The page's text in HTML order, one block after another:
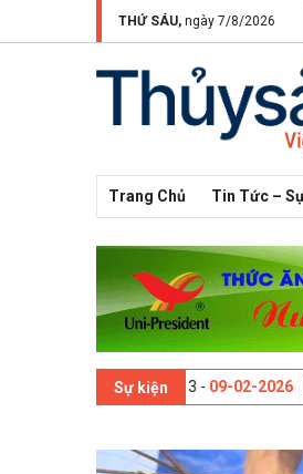
THỨ SÁU, ngày 7/8/2026
Trang Chủ Tin Tức –
Sự kiện
giới lần thứ 13 -09-02-2026 London,